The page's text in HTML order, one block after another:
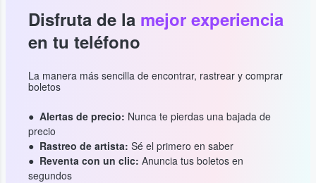
Disfruta de la mejor experiencia
en tu teléfono
La manera más sencilla de encontrar, rastrear y comprar
boletos
Alertas de precio: Nunca te pierdas una bajada de
precio
Rastreo de artista: Sé el primero en saber
Reventa con un clic: Anuncia tus boletos en
segundos